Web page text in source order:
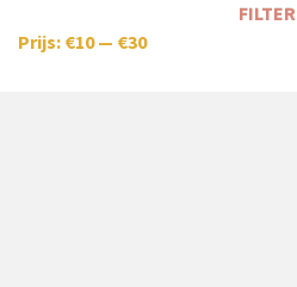
FILTER
Prijs: €10— €30